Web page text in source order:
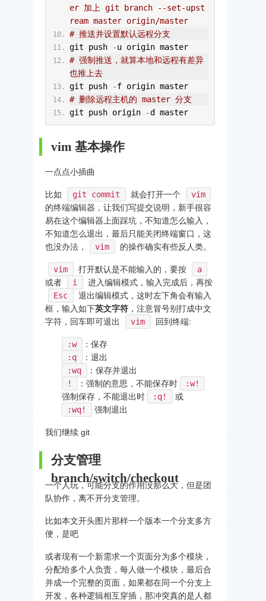
er 加上 git branch --set-upst
ream master origin/master
# 推送并设置默认远程分支
git push
-u origin master
# 强制推送，就算本地和远程有差异
也推上去
git push
-f origin master
# 删除远程主机的 master 分支
git push origin
-d master
vim 基本操作
一点点小插曲
比如 git commit 就会打开一个
vim
的终端编辑器，让我们写提交说明，新手很容
易在这个编辑器上面踩坑，不知道怎么输入，
不知道怎么退出，最后只能关闭终端窗口，这
也没办法，
vim 的操作确实有些反人类。
vim 打开默认是不能输入的，要按
a
或者
i
进入编辑模式，输入完成后，再按
Esc
退出编辑模式，这时左下角会有输入
框，输入如下英文字符 ，注意冒号别打成中文
字符，回车即可退出
vim 回到终端:
:w
：保存
:q
：退出
:wq
：保存并退出
!
：强制的意思，不能保存时
:w!
强制保存，不能退出时
:q!
或
:wq!
强制退出
我们继续 git
分支管理
branch/switch/checkout
一个人玩，可能分支的作用没那么大，但是团
队协作，离不开分支管理。
比如本文开头图片那样一个版本一个分支多方
便，是吧
或者现有一个新需求一个页面分为多个模块，
分配给多个人负责，每人做一个模块，最后合
并成一个完整的页面，如果都在同一个分支上
开发，各种逻辑相互穿插，那冲突真的是人都